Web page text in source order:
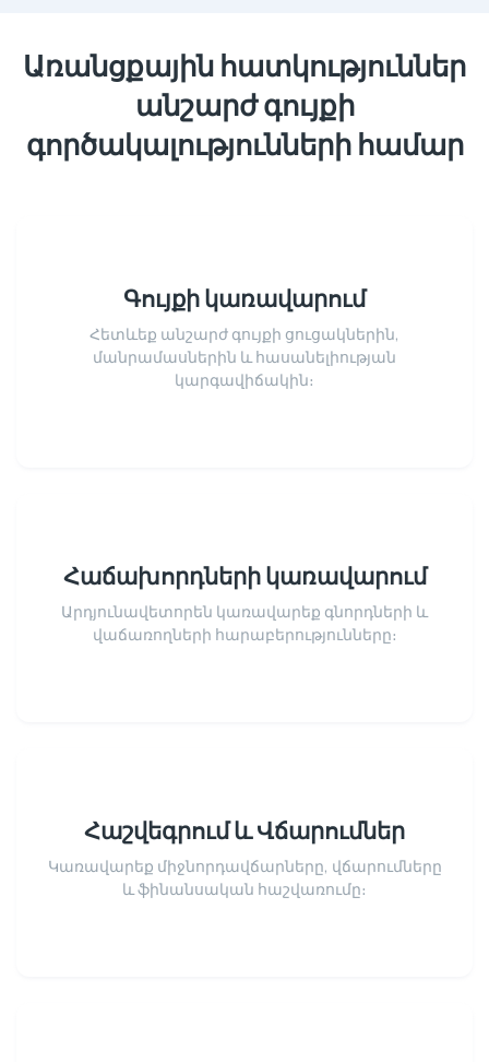
Առանցքային հատկություններ
անշարժ գույքի
գործակալությունների համար
Գույքի կառավարում
Հետևեք անշարժ գույքի ցուցակներին,
մանրամասներին և հասանելիության
կարգավիճակին։
Հաճախորդների կառավարում
Արդյունավետորեն կառավարեք գնորդների և
վաճառողների հարաբերությունները։
Հաշվեգրում և Վճարումներ
Կառավարեք միջնորդավճարները, վճարումները
և ֆինանսական հաշվառումը։